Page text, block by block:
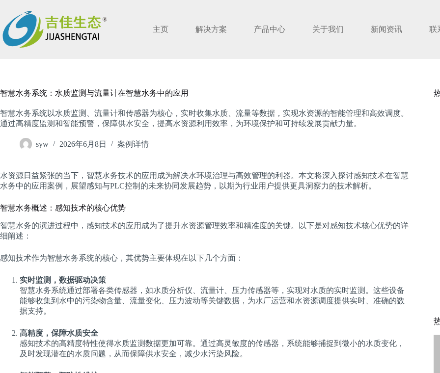
内
容
主页 解决方案 产品中心 关于我们 新闻资讯 联
智慧水务系统：水质监测与流量计在智慧水务中的应用
智慧水务系统以水质监测、流量计和传感器为核心，实时收集水质、流量等数据，实现水资源的智能管理和高效调度。
通过高精度监测和智能预警，保障供水安全，提高水资源利用效率，为环境保护和可持续发展贡献力量。
syw 2026年6月8日 案例详情
水资源日益紧张的当下，智慧水务技术的应用成为解决水环境治理与高效管理的利器。本文将深入探讨感知技术在智慧
水务中的应用案例，展望感知与PLC控制的未来协同发展趋势，以期为行业用户提供更具洞察力的技术解析。
智慧水务概述：感知技术的核心优势
智慧水务的演进过程中，感知技术的应用成为了提升水资源管理效率和精准度的关键。以下是对感知技术核心优势的详
细阐述：
感知技术作为智慧水务系统的核心，其优势主要体现在以下几个方面：
实时监测，数据驱动决策
智慧水务系统通过部署各类传感器，如水质分析仪、流量计、压力传感器等，实现对水质的实时监测。这些设备
能够收集到水中的污染物含量、流量变化、压力波动等关键数据，为水厂运营和水资源调度提供实时、准确的数
据支持。
高精度，保障水质安全
感知技术的高精度特性使得水质监测数据更加可靠。通过高灵敏度的传感器，系统能够捕捉到微小的水质变化，
及时发现潜在的水质问题，从而保障供水安全，减少水污染风险。